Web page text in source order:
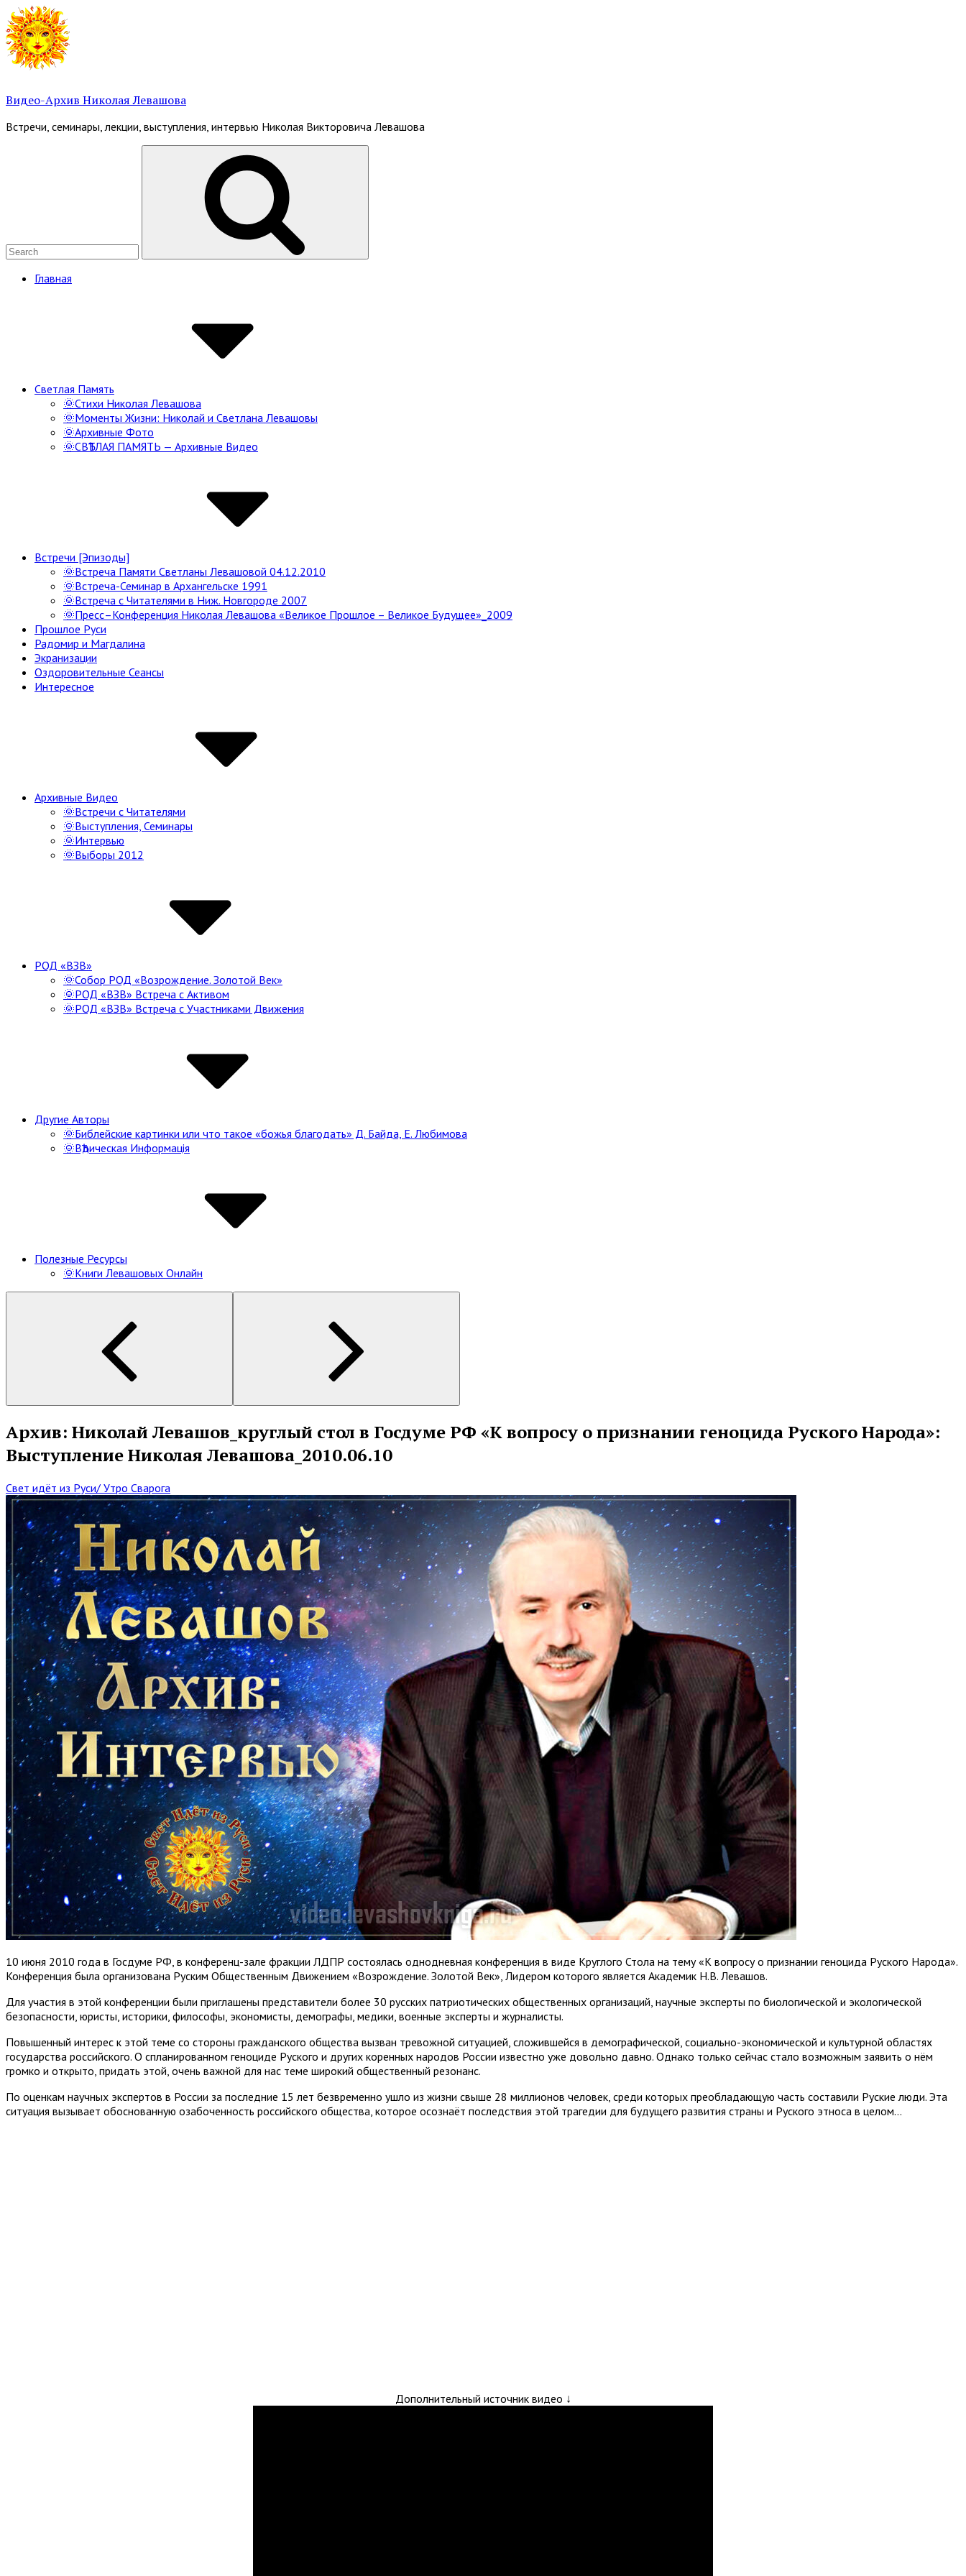
Skip
to
content
Видео-Архив Николая Левашова
Встречи, семинары, лекции, выступления, интервью Николая Викторовича Левашова
Site
Главная
Светлая Память
🌞Стихи Николая Левашова
🌞Моменты Жизни: Николай и Светлана Левашовы
🌞Архивные Фото
🌞СВѢТЛАЯ ПАМЯТЬ — Архивные Видео
Встречи [Эпизоды]
🌞Встреча Памяти Светланы Левашовой 04.12.2010
🌞Встреча-Семинар в Архангельске 1991
🌞Встреча с Читателями в Ниж. Новгороде 2007
🌞Пресс–Конференция Николая Левашова «Великое Прошлое – Великое Будущее»_2009
Прошлое Руси
Радомир и Магдалина
Экранизации
Оздоровительные Сеансы
Интересное
Архивные Видео
🌞Встречи с Читателями
🌞Выступления, Семинары
🌞Интервью
🌞Выборы 2012
РОД «ВЗВ»
🌞Собор РОД «Возрождение. Золотой Век»
🌞РОД «ВЗВ» Встреча с Активом
🌞РОД «ВЗВ» Встреча с Участниками Движения
Другие Авторы
🌞Библейские картинки или что такое «божья благодать» Д. Байда, Е. Любимова
🌞ВѢдическая Информацiя
Полезные Ресурсы
🌞Книги Левашовых Онлайн
Архив: Николай Левашов_круглый стол в Госдуме РФ «К вопросу о признании геноцида Руского Народа»:
Выступление Николая Левашова_2010.06.10
Свет идёт из Руси/ Утро Сварога
10 июня 2010 года в Госдуме РФ, в конференц-зале фракции ЛДПР состоялась однодневная конференция в виде Круглого Стола на тему «К вопросу о признании геноцида Руского Народа».
Конференция была организована Руским Общественным Движением «Возрождение. Золотой Век», Лидером которого является Академик Н.В. Левашов.
Для участия в этой конференции были приглашены представители более 30 русских патриотических общественных организаций, научные эксперты по биологической и экологической
безопасности, юристы, историки, философы, экономисты, демографы, медики, военные эксперты и журналисты.
Повышенный интерес к этой теме со стороны гражданского общества вызван тревожной ситуацией, сложившейся в демографической, социально-экономической и культурной областях
государства российского. О спланированном геноциде Руского и других коренных народов России известно уже довольно давно. Однако только сейчас стало возможным заявить о нём
громко и открыто, придать этой, очень важной для нас теме широкий общественный резонанс.
По оценкам научных экспертов в России за последние 15 лет безвременно ушло из жизни свыше 28 миллионов человек, среди которых преобладающую часть составили Руские люди. Эта
ситуация вызывает обоснованную озабоченность российского общества, которое осознаёт последствия этой трагедии для будущего развития страны и Руского этноса в целом…
Дополнительный источник видео ↓